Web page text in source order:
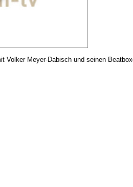
Volker Meyer-Dabisch und seinen